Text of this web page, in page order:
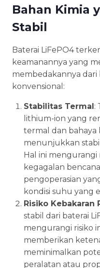
Bahan Kimia
Stabil
Baterai LiFePO4
keamanannya yang
membedakannya
konvensional:
Stabilitas Termal :
lithium-ion yang
termal dan bahaya
menunjukkan
Hal ini mengurangi
kegagalan
pengoperasian
kondisi suhu yang
Risiko Kebakaran
stabil dari baterai
mengurangi risiko
memberikan
meminimalkan
peralatan atau